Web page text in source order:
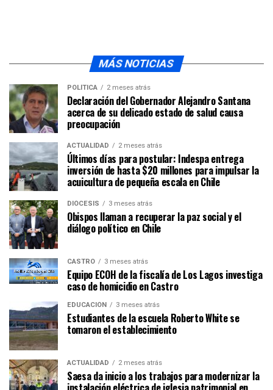
MÁS NOTICIAS
POLÍTICA 2 meses atrás
Declaración del Gobernador Alejandro Santana
acerca de su delicado estado de salud causa
preocupación
ACTUALIDAD 2 meses atrás
Últimos días para postular: Indespa entrega
inversión de hasta $20 millones para impulsar la
acuicultura de pequeña escala en Chile
DIÓCESIS 3 meses atrás
Obispos llaman a recuperar la paz social y el
diálogo político en Chile
CASTRO 3 meses atrás
Equipo ECOH de la fiscalía de Los Lagos investiga
caso de homicidio en Castro
EDUCACIÓN 3 meses atrás
Estudiantes de la escuela Roberto White se
tomaron el establecimiento
ACTUALIDAD 2 meses atrás
Saesa da inicio a los trabajos para modernizar la